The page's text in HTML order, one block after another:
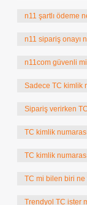
n11 şartlı ödeme
n11 sipariş onayı
n11com güvenli mi
Sadece TC kimlik
Sipariş verirken
TC kimlik
TC kimlik
TC mi bilen biri
Trendyol TC ister